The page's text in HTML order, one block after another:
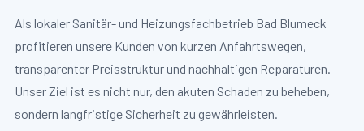
Als lokaler Sanitär- und Heizungsfachbetrieb Bad Blumeck
profitieren unsere Kunden von kurzen Anfahrtswegen,
transparenter Preisstruktur und nachhaltigen Reparaturen.
Unser Ziel ist es nicht nur, den akuten Schaden zu beheben,
sondern langfristige Sicherheit zu gewährleisten.